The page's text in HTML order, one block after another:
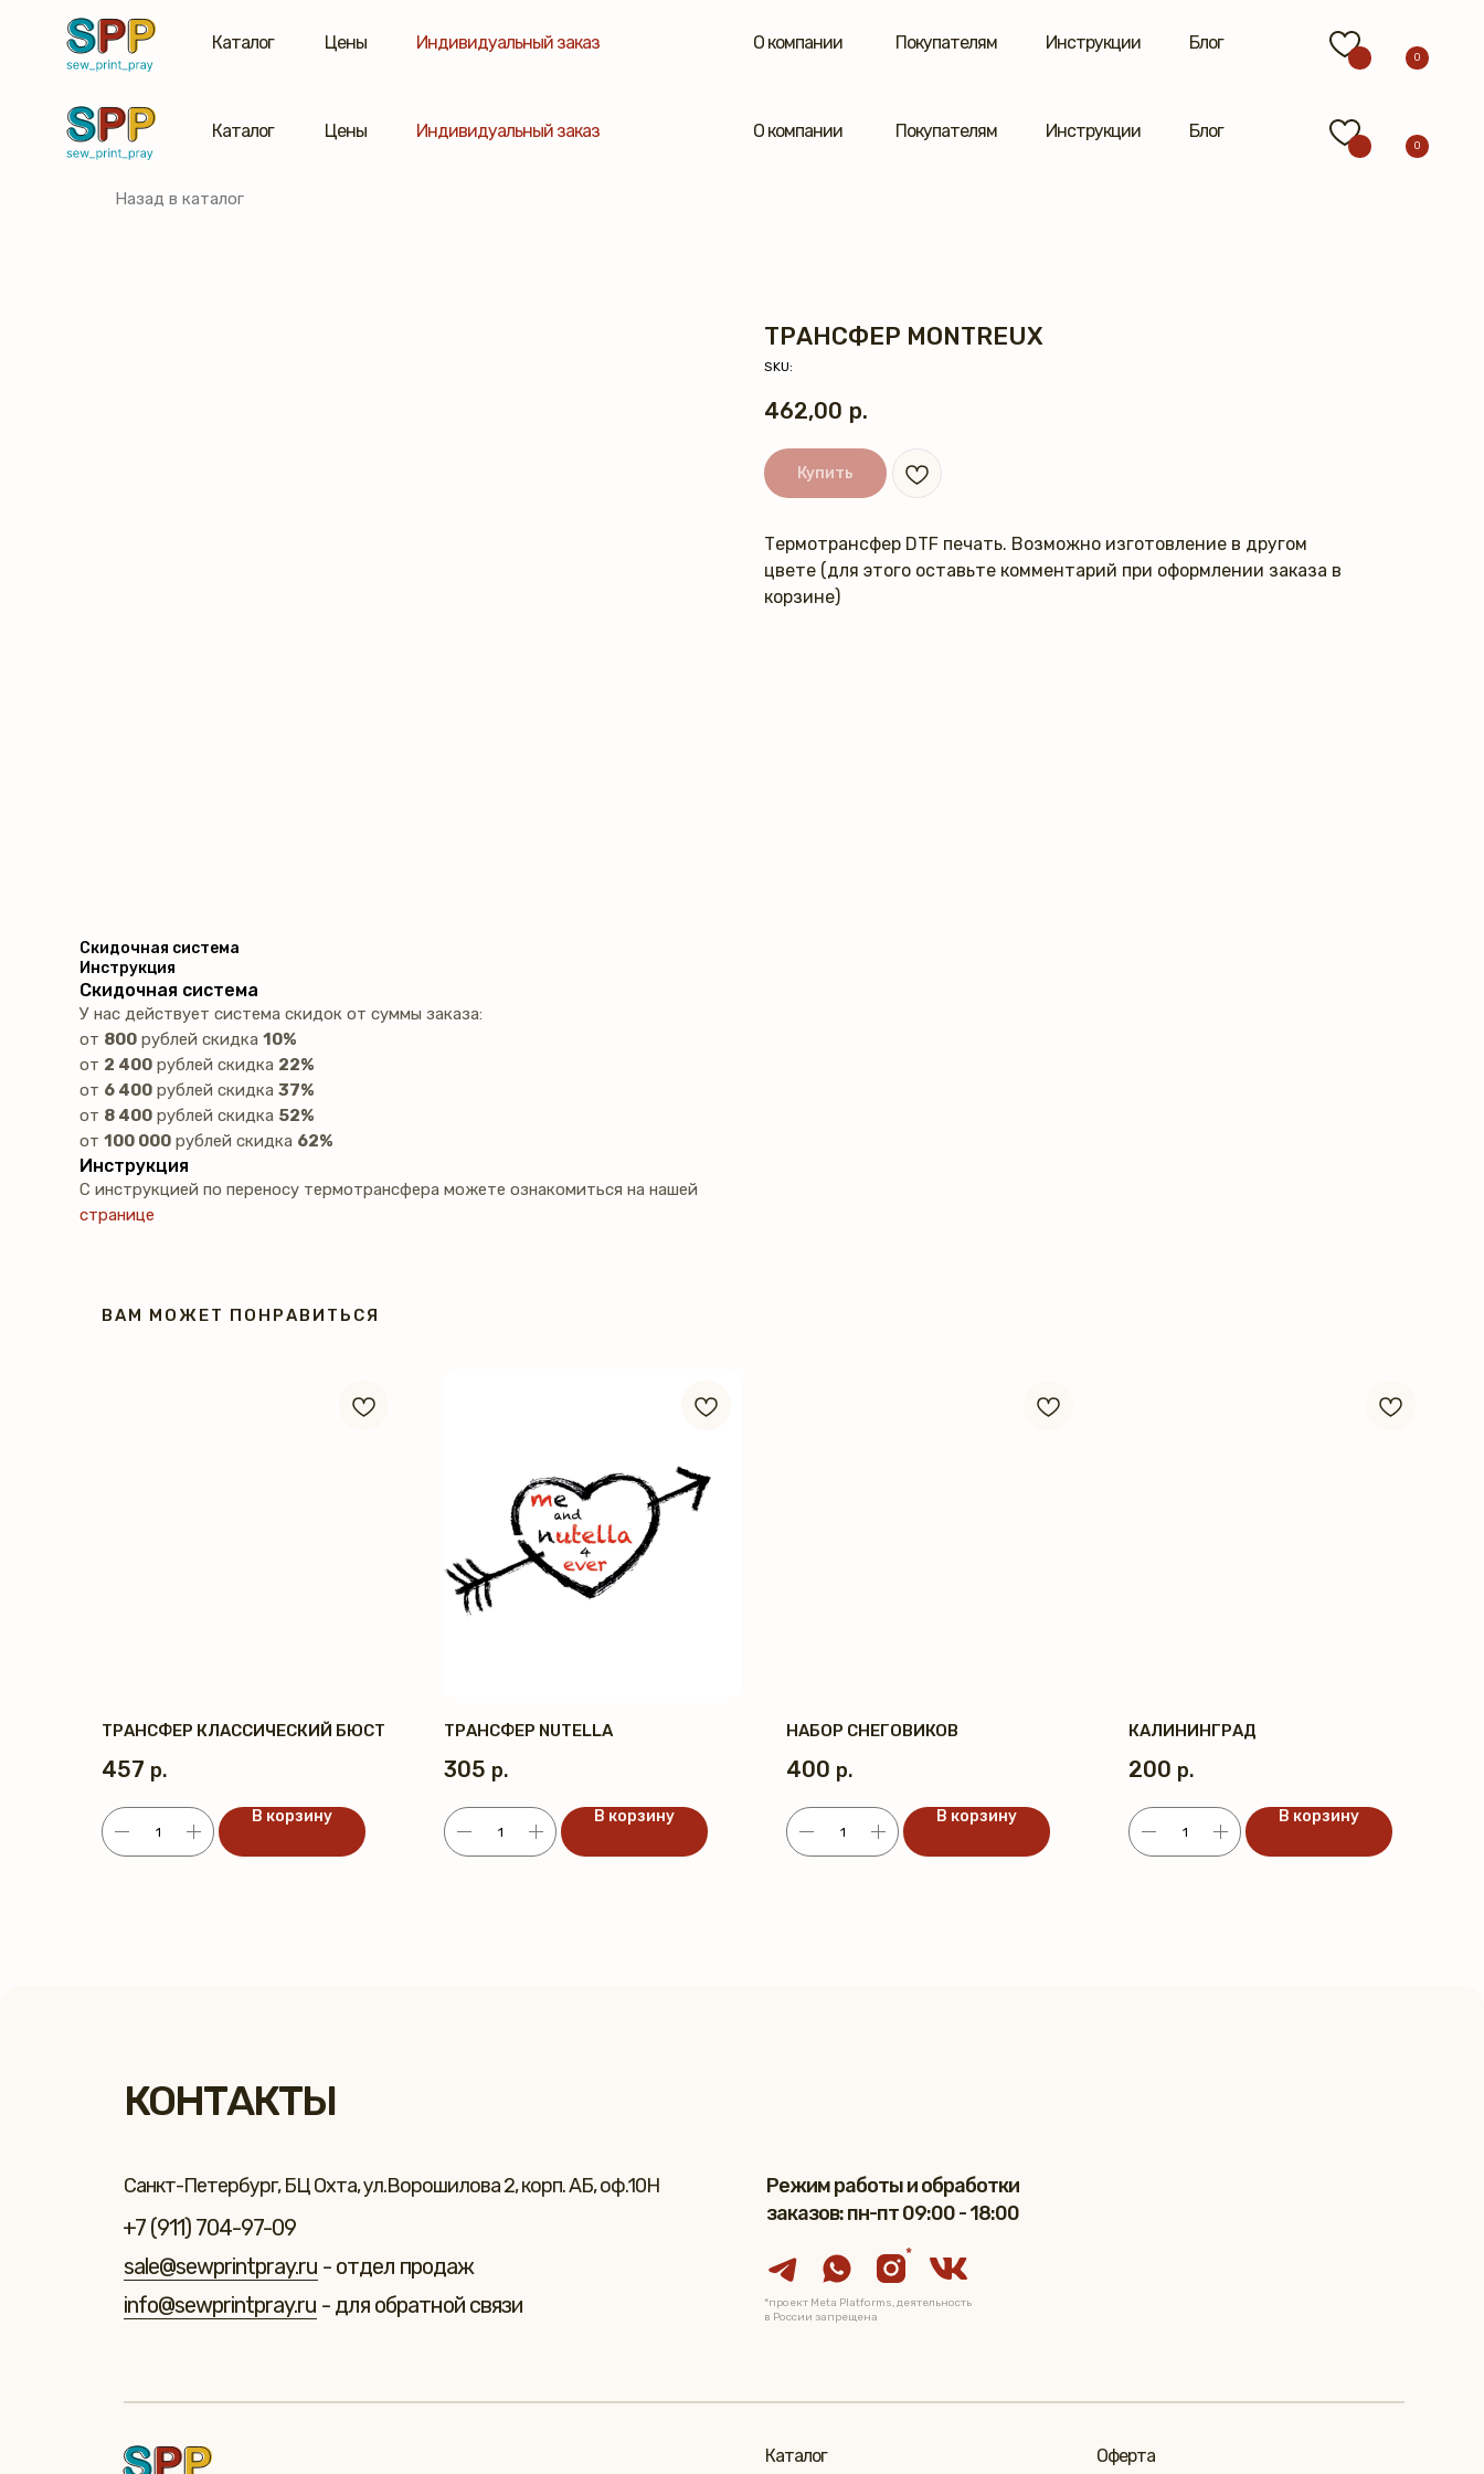
Каталог Индивидуальный заказ О компании Покупателям
0
Инструкции
Цены Блог
Каталог Индивидуальный заказ О компании Покупателям Инструкции
0
Блог
Цены
Назад в каталог
ТРАНСФЕР MONTREUX
SKU:
462,00 р.
Купить
Термотрансфер DTF печать. Возможно изготовление в другом
цвете (для этого оставьте комментарий при оформлении заказа в
корзине)
Скидочная система
Инструкция
Скидочная система
У нас действует система скидок от суммы заказа:
от 800 рублей скидка 10%
от 2 400 рублей скидка 22%
от 6 400 рублей скидка 37%
от 8 400 рублей скидка 52%
от 100 000 рублей скидка 62%
Инструкция
С инструкцией по переносу термотрансфера можете ознакомиться на нашей
странице
ВАМ МОЖЕТ ПОНРАВИТЬСЯ
ТРАНСФЕР КЛАССИЧЕСКИЙ БЮСТ
457 р.
В корзину
ТРАНСФЕР NUTELLA
305 р.
В корзину
НАБОР СНЕГОВИКОВ
400 р.
В корзину
КАЛИНИНГРАД
200 р.
В корзину
Санкт-Петербург, БЦ Охта, ул.Ворошилова 2, корп. АБ, оф.10Н
+7 (911) 704-97-09
sale@sewprintpray.ru - отдел продаж
Режим работы и обработки
заказов: пн-пт 09:00 - 18:00
КОНТАКТЫ
Каталог Оферта
*проект Meta Platforms, деятельность
в России запрещена
*
info@sewprintpray.ru - для обратной связи